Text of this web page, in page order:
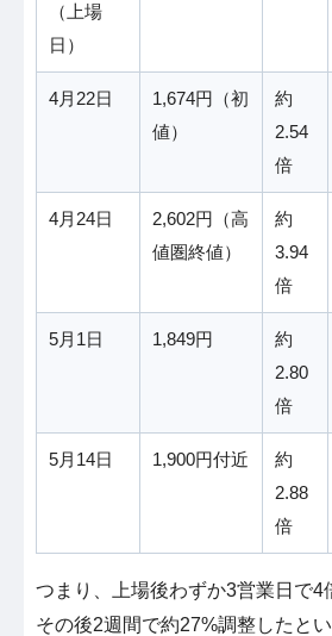
（上場
日）
4月22日
1,674円（初
値）
約
2.54
倍
4月24日
2,602円（高
値圏終値）
約
3.94
倍
5月1日 1,849円
約
2.80
倍
5月14日 1,900円付近
約
2.88
倍
つまり、上場後わずか3営業日で4
その後2週間で約27%調整したと